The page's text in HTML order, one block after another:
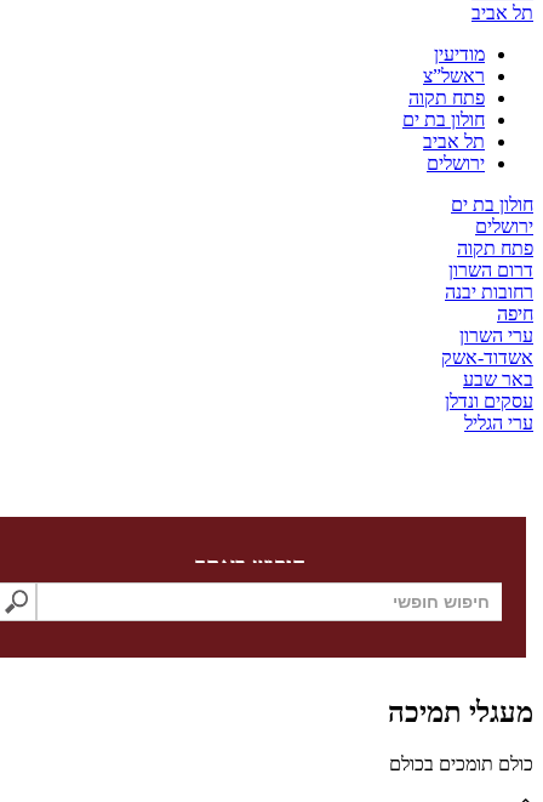
מודיעין
ראשל”צ
פתח תקוה
חולון בת ים
תל אביב
ירושלים
בת ים
יבנה
אשק
ונדלן
חיפוש באתר
תמיכה
בכולם